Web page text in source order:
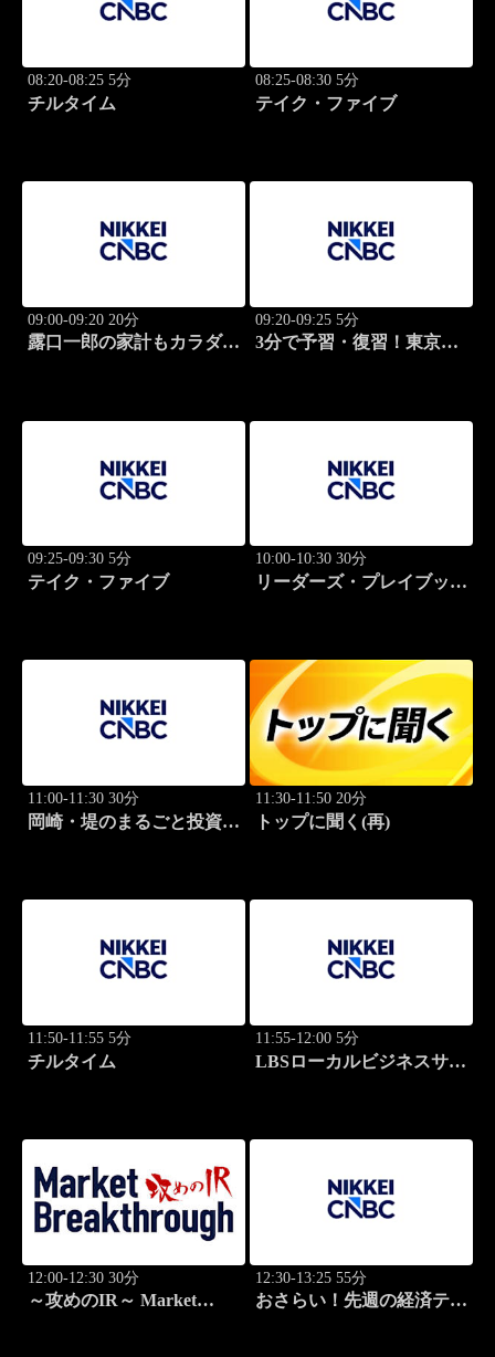
08:20-08:25 5分
チルタイム
08:25-08:30 5分
テイク・ファイブ
09:00-09:20 20分
露口一郎の家計もカラダも
09:20-09:25 5分
3分で予習・復習！東京市
09:25-09:30 5分
テイク・ファイブ
10:00-10:30 30分
リーダーズ・プレイブック
11:00-11:30 30分
岡崎・堤のまるごと投資道
11:30-11:50 20分
トップに聞く(再)
11:50-11:55 5分
チルタイム
11:55-12:00 5分
LBSローカルビジネスサテ
12:00-12:30 30分
～攻めのIR～ Market
12:30-13:25 55分
おさらい！先週の経済テー